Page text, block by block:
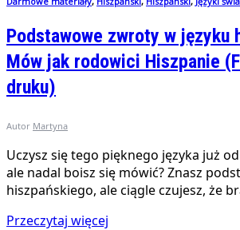
Podstawowe zwroty w języku
Mów jak rodowici Hiszpanie
druku)
Autor Martyna
Uczysz się tego pięknego języka już
ale nadal boisz się mówić? Znasz
hiszpańskiego, ale ciągle czujesz, że
Przeczytaj więcej